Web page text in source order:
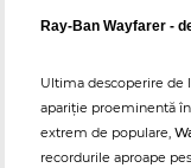
Ray-Ban Wayfarer -
Ultima descoperire de
apariție proeminentă
extrem de populare,
recordurile aproape